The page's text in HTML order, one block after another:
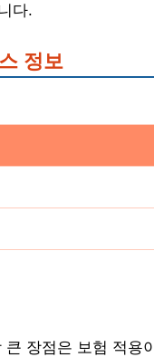
다.
정보
큰 장점은 보험 적용